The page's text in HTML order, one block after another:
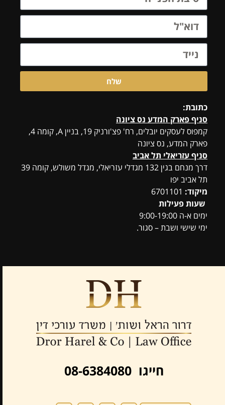
שלח
כתובת:
סניף פארק המדע נס ציונה
קמפוס לעסקים יובלים, רח' פצ'ורניק 19, בניין A, קומה 4,
פארק המדע, נס ציונה
סניף עזריאלי תל אביב
דרך מנחם בגין 132 מגדלי עזריאלי, מגדל משולש, קומה 39
תל אביב יפו
מיקוד:
שעות פעילות
ימים א-ה 9:00-19:00
ימי שישי ושבת – סגור.
חייגו 08-6384080